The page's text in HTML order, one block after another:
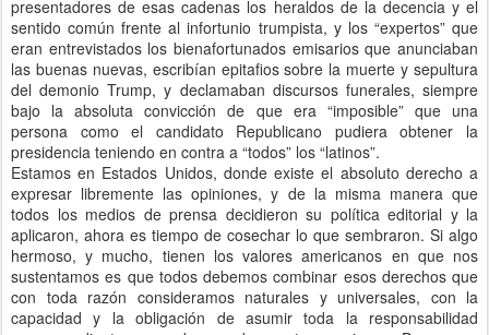
presentadores de esas cadenas los heraldos de la decencia y el
sentido común frente al infortunio trumpista, y los “expertos” que
eran entrevistados los bienafortunados emisarios que anunciaban
las buenas nuevas, escribían epitafios sobre la muerte y sepultura
del demonio Trump, y declamaban discursos funerales, siempre
bajo la absoluta convicción de que era “imposible” que una
persona como el candidato Republicano pudiera obtener la
presidencia teniendo en contra a “todos” los “latinos”.
Estamos en Estados Unidos, donde existe el absoluto derecho a
expresar libremente las opiniones, y de la misma manera que
todos los medios de prensa decidieron su política editorial y la
aplicaron, ahora es tiempo de cosechar lo que sembraron. Si algo
hermoso, y mucho, tienen los valores americanos en que nos
sustentamos es que todos debemos combinar esos derechos que
con toda razón consideramos naturales y universales, con la
capacidad y la obligación de asumir toda la responsabilidad